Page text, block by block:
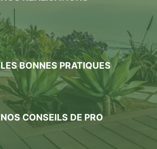
LES BONNES PRATIQUES
NOS CONSEILS DE PRO